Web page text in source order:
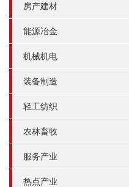
房产建材
能源冶金
机械机电
装备制造
轻工纺织
农林畜牧
服务产业
热点产业